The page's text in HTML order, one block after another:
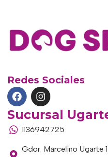
Redes Sociales
Sucursal
1136942725
Gdor. Marcelino Ugarte